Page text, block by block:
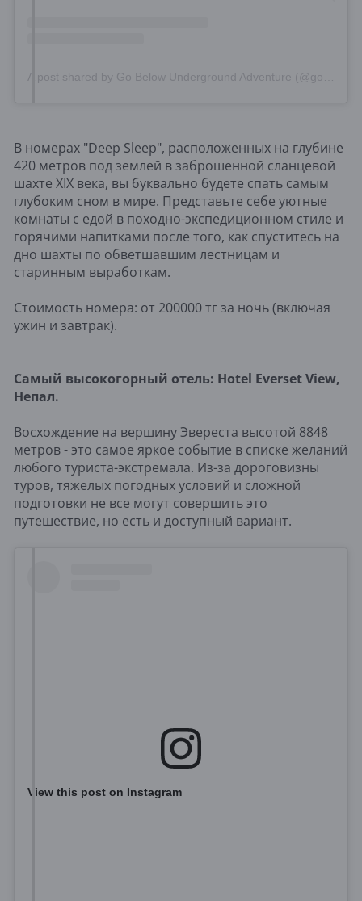
A post shared by Go Below Underground Adventure (@gobelow)
В номерах "Deep Sleep", расположенных на глубине
420 метров под землей в заброшенной сланцевой
шахте XIX века, вы буквально будете спать самым
глубоким сном в мире. Представьте себе уютные
комнаты с едой в походно-экспедиционном стиле и
горячими напитками после того, как спуститесь на
дно шахты по обветшавшим лестницам и
старинным выработкам.
Стоимость номера: от 200000 тг за ночь (включая
ужин и завтрак).
Самый высокогорный отель: Hotel Everset View,
Непал.
Восхождение на вершину Эвереста высотой 8848
метров - это самое яркое событие в списке желаний
любого туриста-экстремала. Из-за дороговизны
туров, тяжелых погодных условий и сложной
подготовки не все могут совершить это
путешествие, но есть и доступный вариант.
View this post on Instagram